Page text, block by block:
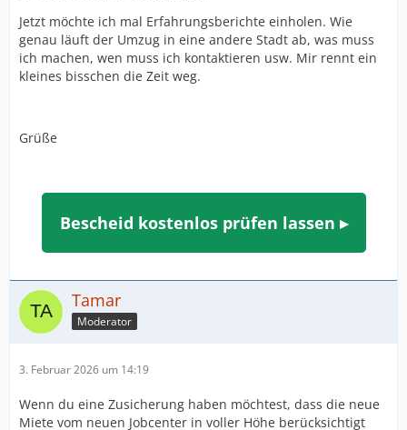
Jetzt möchte ich mal Erfahrungsberichte einholen. Wie
genau läuft der Umzug in eine andere Stadt ab, was muss
ich machen, wen muss ich kontaktieren usw. Mir rennt ein
kleines bisschen die Zeit weg.
Grüße
Bescheid kostenlos prüfen lassen ▸
Tamar
Moderator
3. Februar 2026 um 14:19
Wenn du eine Zusicherung haben möchtest, dass die neue
Miete vom neuen Jobcenter in voller Höhe berücksichtigt